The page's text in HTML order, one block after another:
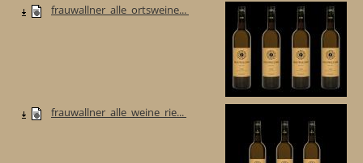
frauwallner_alle_ortsweine...
frauwallner_alle_weine_rie...